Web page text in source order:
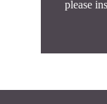
please